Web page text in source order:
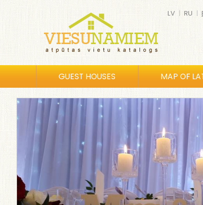
LV | RU |
GUEST HOUSES MAP OF